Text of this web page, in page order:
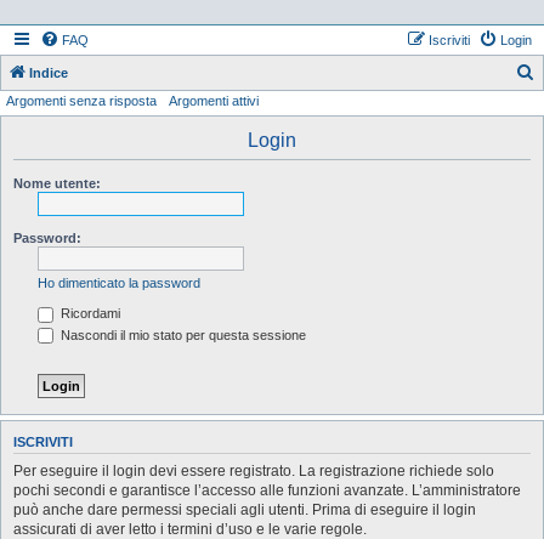
FAQ Login
Iscriviti
Indice
Argomenti senza risposta Argomenti attivi
Login
Nome utente:
Password:
Ho dimenticato la password
Ricordami
Nascondi il mio stato per questa sessione
ISCRIVITI
Per eseguire il login devi essere registrato. La registrazione richiede solo
pochi secondi e garantisce l’accesso alle funzioni avanzate. L’amministratore
può anche dare permessi speciali agli utenti. Prima di eseguire il login
assicurati di aver letto i termini d’uso e le varie regole.